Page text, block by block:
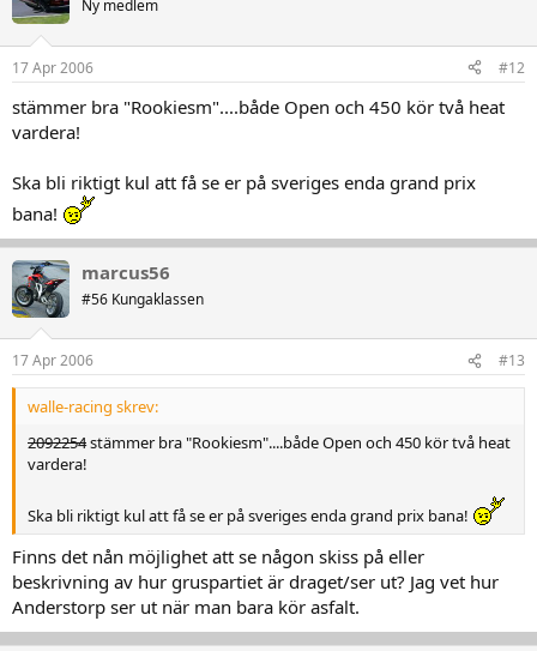
Ny medlem
17 Apr 2006 #12
stämmer bra "Rookiesm"....både Open och 450 kör två heat
vardera!
Ska bli riktigt kul att få se er på sveriges enda grand prix
bana!
marcus56
#56 Kungaklassen
17 Apr 2006 #13
walle-racing skrev:
2092254stämmer bra "Rookiesm"....både Open och 450 kör två heat
vardera!
Ska bli riktigt kul att få se er på sveriges enda grand prix bana!
Finns det nån möjlighet att se någon skiss på eller
beskrivning av hur gruspartiet är draget/ser ut? Jag vet hur
Anderstorp ser ut när man bara kör asfalt.